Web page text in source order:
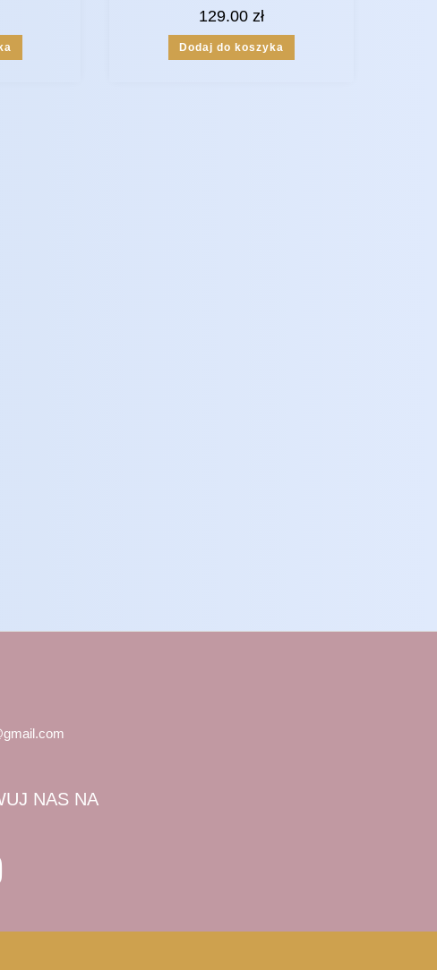
129.00zł
Dodaj do koszyka
NAS NA